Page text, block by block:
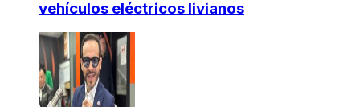
vehículos eléctricos livianos